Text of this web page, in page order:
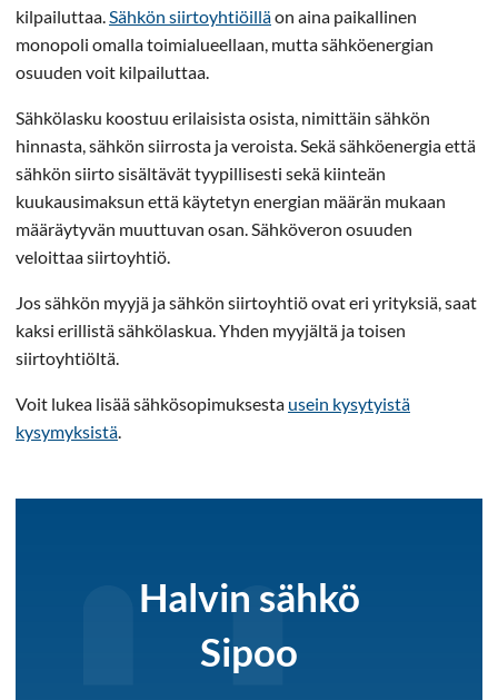
kilpailuttaa.Sähkön siirtoyhtiöilläon aina paikallinen
monopoli omalla toimialueellaan, mutta sähköenergian
osuuden voit kilpailuttaa.
Sähkölasku koostuu erilaisista osista, nimittäin sähkön
hinnasta, sähkön siirrosta ja veroista. Sekä sähköenergia että
sähkön siirto sisältävät tyypillisesti sekä kiinteän
kuukausimaksun että käytetyn energian määrän mukaan
määräytyvän muuttuvan osan. Sähköveron osuuden
veloittaa siirtoyhtiö.
Jos sähkön myyjä ja sähkön siirtoyhtiö ovat eri yrityksiä, saat
kaksi erillistä sähkölaskua. Yhden myyjältä ja toisen
siirtoyhtiöltä.
Voit lukea lisää sähkösopimuksesta usein kysytyistä
kysymyksistä.
Halvin sähkö
Sipoo